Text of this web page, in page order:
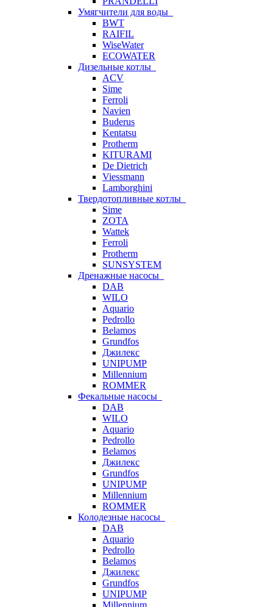
Умягчители для воды
BWT
RAIFIL
WiseWater
ECOWATER
Дизельные котлы
ACV
Sime
Ferroli
Navien
Buderus
Kentatsu
Protherm
KITURAMI
De Dietrich
Viessmann
Lamborghini
Твердотопливные котлы
Sime
ZOTA
Wattek
Ferroli
Protherm
SUNSYSTEM
Дренажные насосы
DAB
WILO
Aquario
Pedrollo
Belamos
Grundfos
Джилекс
UNIPUMP
Millennium
ROMMER
Фекальные насосы
DAB
WILO
Aquario
Pedrollo
Belamos
Джилекс
Grundfos
UNIPUMP
Millennium
ROMMER
Колодезные насосы
DAB
Aquario
Pedrollo
Belamos
Джилекс
Grundfos
UNIPUMP
Millennium